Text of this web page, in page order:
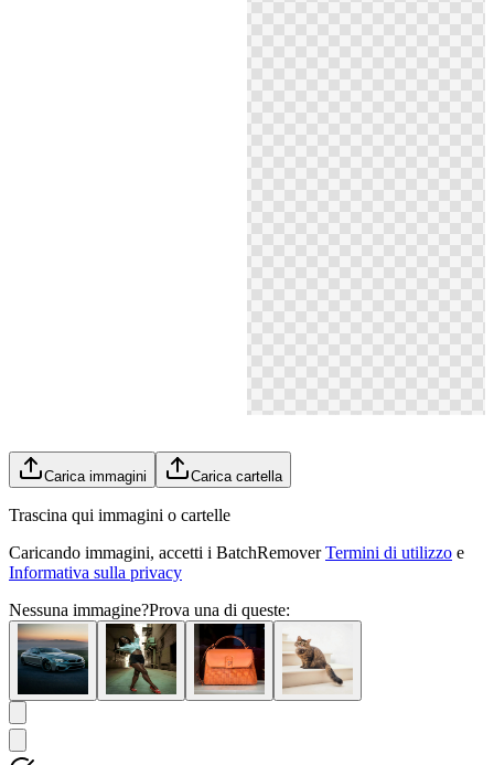
Carica immagini Carica cartella
Trascina qui immagini o cartelle
Caricando immagini, accetti i BatchRemover Termini di utilizzo e
Informativa sulla privacy
Nessuna immagine?Prova una di queste: